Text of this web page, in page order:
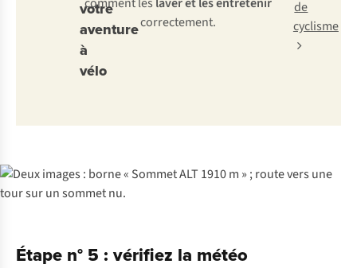
votre
aventure
à
vélo
correctement.
de
cyclisme
Étape n° 5 : vérifiez la météo